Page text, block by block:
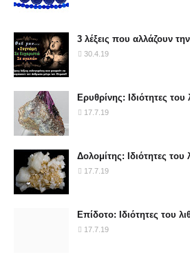
3 λέξεις που αλλάζουν
30.4.19
Ερυθρίνης: Ιδιότητες του
17.7.19
Δολομίτης: Ιδιότητες του
17.7.19
Επίδοτο: Ιδιότητες του
17.7.19